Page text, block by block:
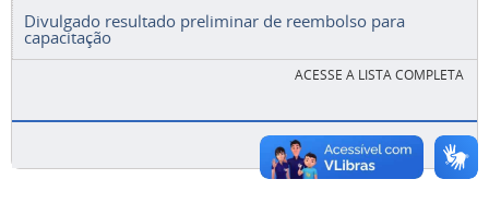
Divulgado resultado preliminar de reembolso para
capacitação
ACESSE A LISTA COMPLETA